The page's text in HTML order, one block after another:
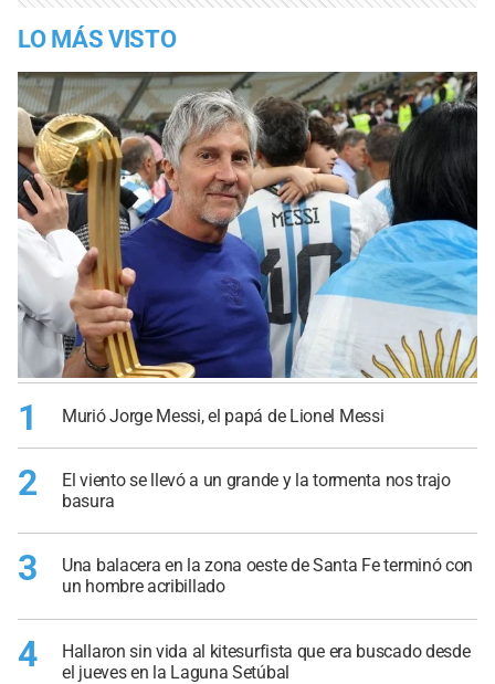
LO MÁS VISTO
1 Murió Jorge Messi, el papá de Lionel Messi
2
El viento se llevó a un grande y la tormenta nos trajo
basura
3
Una balacera en la zona oeste de Santa Fe terminó con
un hombre acribillado
4
Hallaron sin vida al kitesurfista que era buscado desde
el jueves en la Laguna Setúbal